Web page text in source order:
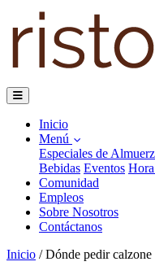
Inicio
Menú
Especiales de
Bebidas Eventos
Comunidad
Empleos
Sobre Nosotros
Contáctanos
Inicio / Dónde pedir